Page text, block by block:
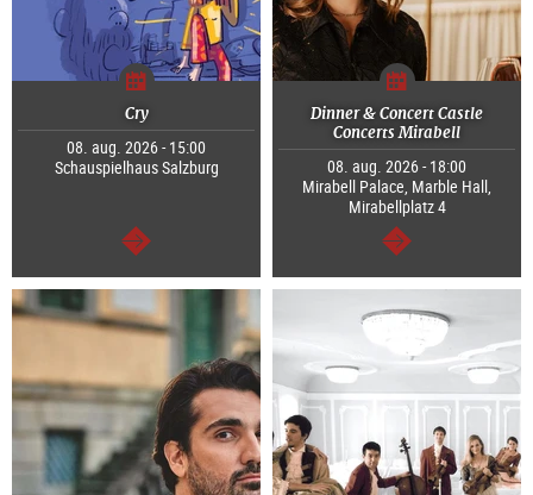
Cry
08. aug. 2026 - 15:00
Schauspielhaus Salzburg
Tovább
Dinner & Concert Castle
Concerts Mirabell
08. aug. 2026 - 18:00
Mirabell Palace, Marble Hall,
Mirabellplatz 4
Tovább